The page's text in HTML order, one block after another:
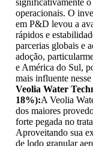
significativamente o
operacionais. O
em P&D levou a
rápidos e
parcerias globais e
adoção,
e América do Sul,
mais influente
Veolia Water
18%):A Veolia
dos maiores
forte pegada no
Aproveitando sua
de lodo granular